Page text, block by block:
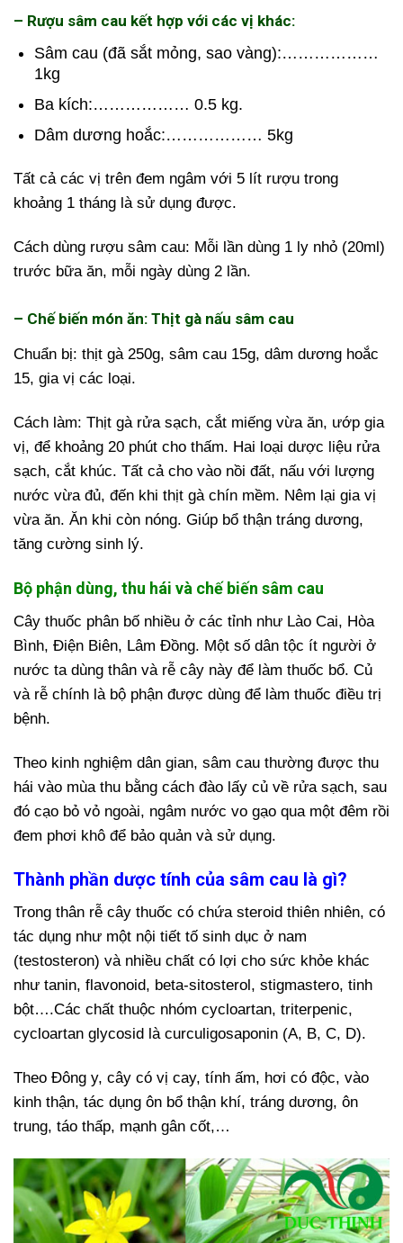
– Rượu sâm cau kết hợp với các vị khác:
Sâm cau (đã sắt mỏng, sao vàng):………………
1kg
Ba kích:……………… 0.5 kg.
Dâm dương hoắc:……………… 5kg
Tất cả các vị trên đem ngâm với 5 lít rượu trong
khoảng 1 tháng là sử dụng được.
Cách dùng rượu sâm cau: Mỗi lần dùng 1 ly nhỏ (20ml)
trước bữa ăn, mỗi ngày dùng 2 lần.
– Chế biến món ăn: Thịt gà nấu sâm cau
Chuẩn bị: thịt gà 250g, sâm cau 15g, dâm dương hoắc
15, gia vị các loại.
Cách làm: Thịt gà rửa sạch, cắt miếng vừa ăn, ướp gia
vị, để khoảng 20 phút cho thấm. Hai loại dược liệu rửa
sạch, cắt khúc. Tất cả cho vào nồi đất, nấu với lượng
nước vừa đủ, đến khi thịt gà chín mềm. Nêm lại gia vị
vừa ăn. Ăn khi còn nóng. Giúp bổ thận tráng dương,
tăng cường sinh lý.
Bộ phận dùng, thu hái và chế biến sâm cau
Cây thuốc phân bố nhiều ở các tỉnh như Lào Cai, Hòa
Bình, Điện Biên, Lâm Đồng. Một số dân tộc ít người ở
nước ta dùng thân và rễ cây này để làm thuốc bổ. Củ
và rễ chính là bộ phận được dùng để làm thuốc điều trị
bệnh.
Theo kinh nghiệm dân gian, sâm cau thường được thu
hái vào mùa thu bằng cách đào lấy củ về rửa sạch, sau
đó cạo bỏ vỏ ngoài, ngâm nước vo gạo qua một đêm rồi
đem phơi khô để bảo quản và sử dụng.
Thành phần dược tính của sâm cau là gì?
Trong thân rễ cây thuốc có chứa steroid thiên nhiên, có
tác dụng như một nội tiết tố sinh dục ở nam
(testosteron) và nhiều chất có lợi cho sức khỏe khác
như tanin, flavonoid, beta-sitosterol, stigmastero, tinh
bột….Các chất thuộc nhóm cycloartan, triterpenic,
cycloartan glycosid là curculigosaponin (A, B, C, D).
Theo Đông y, cây có vị cay, tính ấm, hơi có độc, vào
kinh thận, tác dụng ôn bổ thận khí, tráng dương, ôn
trung, táo thấp, mạnh gân cốt,…